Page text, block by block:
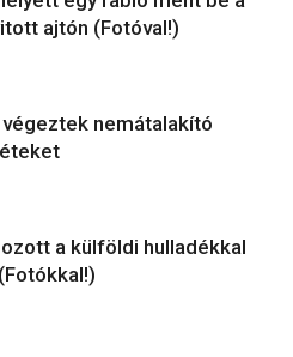
ajtón (Fotóval!)
végeztek nemátalakító
a külföldi hulladékkal